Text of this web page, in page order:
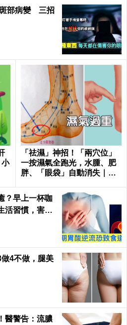
斑部病變 三招
小
「祛濕」神招！「兩穴位」
一按濕氣全跑光，水腫、肥
胖、「眼袋」自動消失｜每
？早上一杯咖
活習慣，害你
4不做，腿美
醫警告：流膿